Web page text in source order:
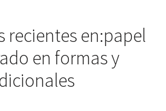
recientes en:papel
en formas y